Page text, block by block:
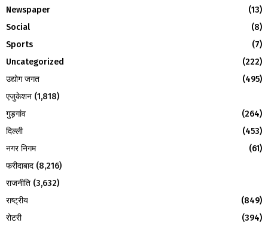
:Newspaper
(13)
Social
(8)
Sports
(7)
Uncategorized
(222)
उद्योग जगत
(495)
एजुकेशन (1,818)
गुड़गांव
(264)
दिल्ली
(453)
नगर निगम
(61)
फरीदाबाद (8,216)
राजनीति (3,632)
राष्ट्रीय
(849)
रोटरी
(394)